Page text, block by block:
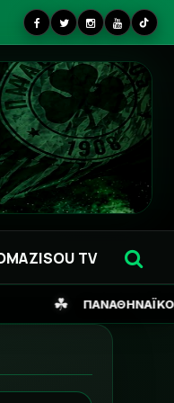
TV
Η ΑΛΗΘΕΙΑ ΓΙΑ